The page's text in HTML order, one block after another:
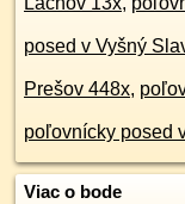
posed v Vyšný
Prešov 448x,
poľovnícky posed
Viac o bode